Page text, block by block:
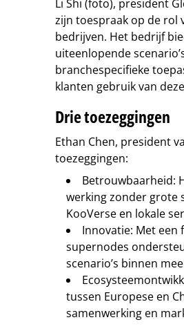
Li Shi (foto), president
zijn toespraak op de rol
bedrijven. Het bedrijf
uiteenlopende
branchespecifieke
klanten gebruik van
Drie toezeggingen
Ethan Chen, president
toezeggingen:
Betrouwbaarheid:
werking zonder grote
KooVerse en lokale
Innovatie: Met een
supernodes
scenario’s binnen
tussen Europese en
samenwerking en